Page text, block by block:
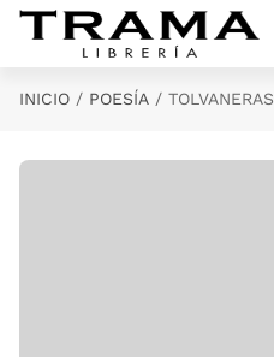
Saltar al contenido principal
INICIO POESÍA TOLVANERAS